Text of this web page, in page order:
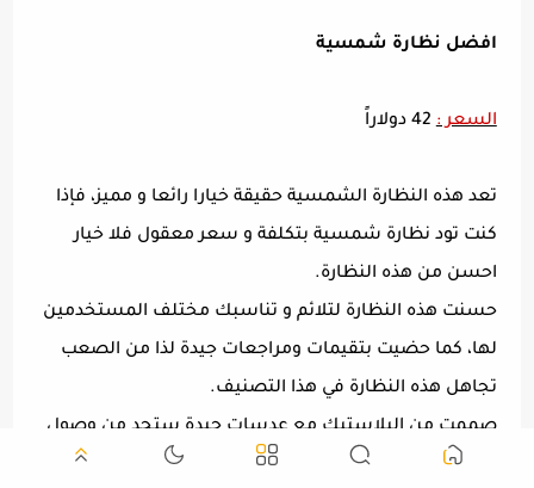
افضل نظارة شمسية
السعر :42 دولاراً
تعد هذه النظارة الشمسية حقيقة خيارا رائعا و مميز، فإذا
كنت تود نظارة شمسية بتكلفة و سعر معقول فلا خيار
احسن من هذه النظارة.
حسنت هذه النظارة لتلائم و تناسبك مختلف المستخدمين
لها، كما حضيت بتقيمات ومراجعات جيدة لذا من الصعب
تجاهل هذه النظارة في هذا التصنيف.
صممت من البلاستيك مع عدسات جيدة ستجد من وصول
الشمس إلى عينيك بدرجة كبيرة و ستوفرلك على الأرجح